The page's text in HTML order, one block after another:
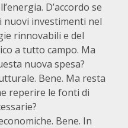
D’accordo se
nuovi investimenti nel
rinnovabili e del
a tutto campo. Ma
nuova spesa?
Bene. Ma resta
reperire le fonti di
Bene. In